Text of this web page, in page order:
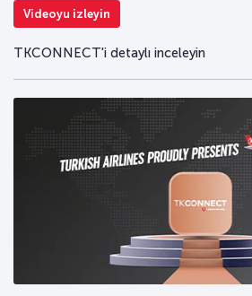
Videoyu izleyin
TKCONNECT'i detaylı inceleyin